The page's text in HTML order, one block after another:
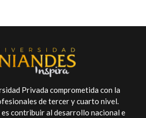
Privada comprometida con la
de tercer y cuarto nivel.
contribuir al desarrollo nacional e